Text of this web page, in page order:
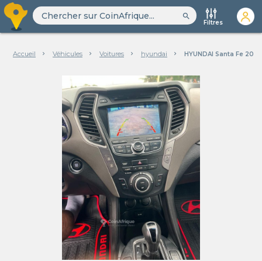
search
Filtres
Accueil Véhicules Voitures hyundai HYUNDAI Santa Fe 2013